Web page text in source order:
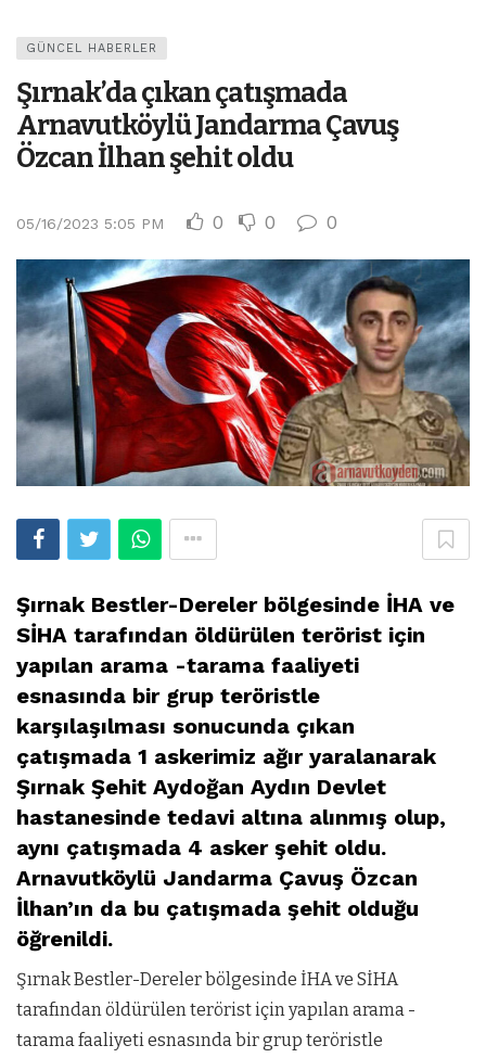
GÜNCEL HABERLER
Şırnak’da çıkan çatışmada
Arnavutköylü Jandarma Çavuş
Özcan İlhan şehit oldu
05/16/2023 5:05 PM 0 0 0
Şırnak Bestler-Dereler bölgesinde İHA ve
SİHA tarafından öldürülen terörist için
yapılan arama -tarama faaliyeti
esnasında bir grup teröristle
karşılaşılması sonucunda çıkan
çatışmada 1 askerimiz ağır yaralanarak
Şırnak Şehit Aydoğan Aydın Devlet
hastanesinde tedavi altına alınmış olup,
aynı çatışmada 4 asker şehit oldu.
Arnavutköylü Jandarma Çavuş Özcan
İlhan’ın da bu çatışmada şehit olduğu
öğrenildi.
Şırnak Bestler-Dereler bölgesinde İHA ve SİHA
tarafından öldürülen terörist için yapılan arama -
tarama faaliyeti esnasında bir grup teröristle